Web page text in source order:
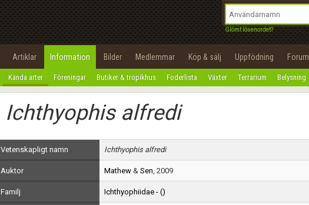
Glömt lösenordet?
Artiklar Information Bilder Medlemmar Köp & sälj Uppfödning Forum
Kända arter Föreningar Butiker & tropikhus Foderlista Växter Terrarium Belysning
Ichthyophis alfredi
Vetenskapligt namn Ichthyophis alfredi
Auktor Mathew& Sen, 2009
Familj Ichthyophiidae - ()
Utför
100%
OK
integritetspolicy
Namn:
Epost:
Användarnamn:
Lösenord:
Privacy Policy
Terms of Service
Begär nytt lösenord
Tillbaka till förstasidan